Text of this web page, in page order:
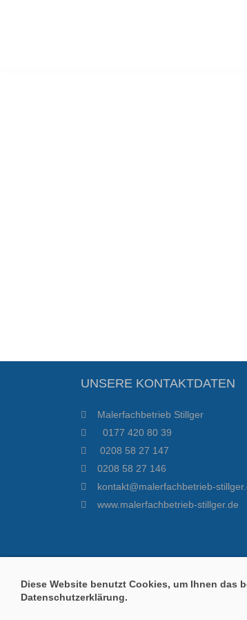
UNSERE KONTAKTDATEN
Malerfachbetrieb Stillger
0177 420 80 39
0208 58 27 147
0208 58 27 146
kontakt@malerfachbetrieb-
www.malerfachbetrieb-stillger.de
Diese Website benutzt Cookies, um Ihnen das
Datenschutzerklärung.